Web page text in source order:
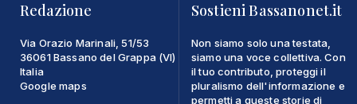
Redazione
Via Orazio Marinali, 51/53
36061 Bassano del Grappa (VI)
Italia
Google maps
Sostieni Bassanonet.it
Non siamo solo una testata,
siamo una voce collettiva. Con
il tuo contributo, proteggi il
pluralismo dell'informazione e
permetti a queste storie di